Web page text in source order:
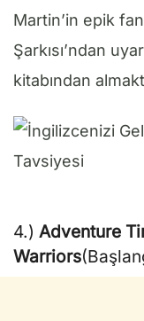
Martin’in epik
Şarkısı’ndan
kitabından
4.) Adventure
Warriors